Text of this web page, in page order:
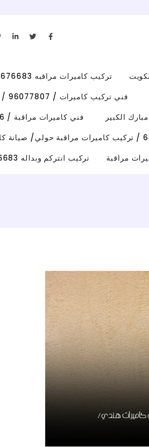
F
a
o
k
f
T
w
r
L
i
i
n
i
تركيب كاميرات مراقبه 67676683 رقم فني كاميرات مراقبه الكويت
فني تركيب كاميرات / 96077807 / تركيب كاميرات الاحمدي
فني كاميرات مراقبة / 50383036 / تركيب كاميرات الفروانية
تركيب انتركم وبداله 67676683 فني تصليح انتركم وكاميرات